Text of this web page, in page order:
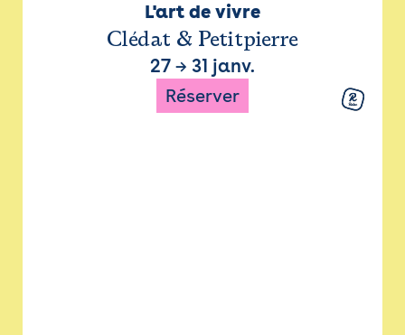
L'art de vivre
Clédat & Petitpierre
27 → 31 janv.
Réserver